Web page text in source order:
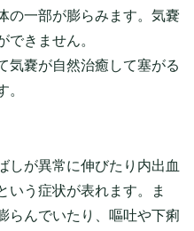
の一部が膨らみます。気嚢
できません。
気嚢が自然治癒して塞がる
。
しが異常に伸びたり内出血
いう症状が表れます。ま
らんでいたり、嘔吐や下痢